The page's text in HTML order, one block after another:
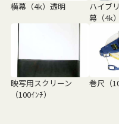
横幕（4k）透明
ハイブ
幕（4k
映写用スクリーン
（100ｲﾝﾁ）
巻尺（